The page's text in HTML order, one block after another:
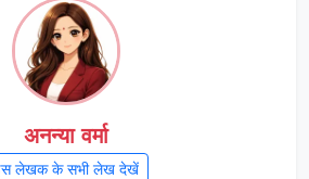
अनन्या वर्मा
लेखक के सभी लेख देखें